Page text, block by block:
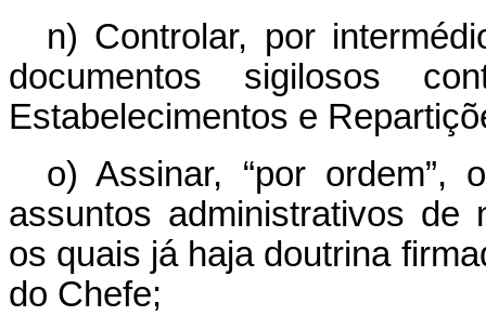
n) Controlar, por
documentos sigilosos
Estabelecimentos e
o) Assinar, “por ordem”,
assuntos administrativos de
os quais já haja doutrina
do Chefe;